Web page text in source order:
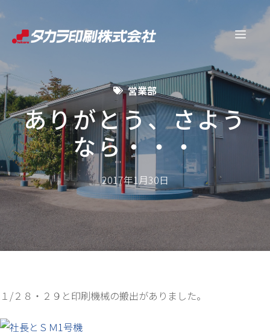
ン
ツ
へ
ス
キ
ッ
プ
メ
ニ
ュ
営業部
ありがとう、さよう
なら・・・
2017年1月30日
１/２８・２９と印刷機械の搬出がありました。